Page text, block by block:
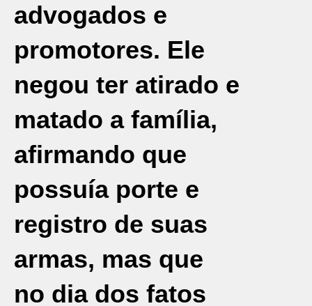
advogados e
promotores. Ele
negou ter atirado e
matado a família,
afirmando que
possuía porte e
registro de suas
armas, mas que
no dia dos fatos